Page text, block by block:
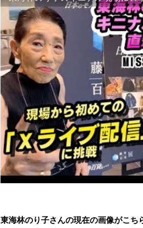
東海林のり子さんの現在の画像がこち